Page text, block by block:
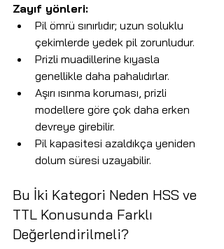
Zayıf yönleri:
Pil ömrü sınırlıdır; uzun soluklu
çekimlerde yedek pil zorunludur.
Prizli muadillerine kıyasla
genellikle daha pahalıdırlar.
Aşırı ısınma koruması, prizli
modellere göre çok daha erken
devreye girebilir.
Pil kapasitesi azaldıkça yeniden
dolum süresi uzayabilir.
Bu İki Kategori Neden HSS ve
TTL Konusunda Farklı
Değerlendirilmeli?